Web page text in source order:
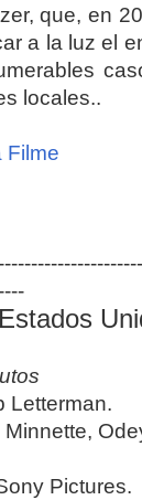
que, en
a la luz el
locales..
Filme
Letterman.
Minnette,
Pictures.